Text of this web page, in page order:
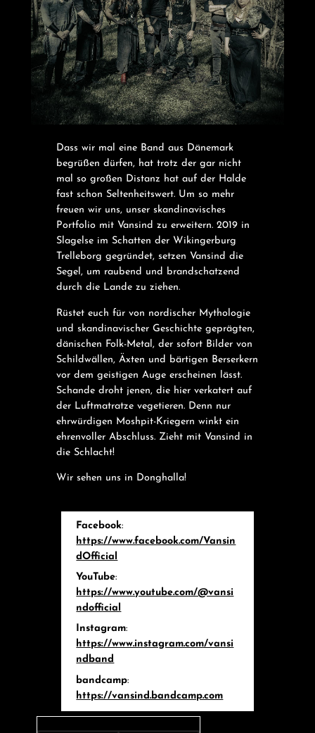
Dass wir mal eine Band aus Dänemark
begrüßen dürfen, hat trotz der gar nicht
mal so großen Distanz hat auf der Halde
fast schon Seltenheitswert. Um so mehr
freuen wir uns, unser skandinavisches
Portfolio mit Vansind zu erweitern. 2019 in
Slagelse im Schatten der Wikingerburg
Trelleborg gegründet, setzen Vansind die
Segel, um raubend und brandschatzend
durch die Lande zu ziehen.
Rüstet euch für von nordischer Mythologie
und skandinavischer Geschichte geprägten,
dänischen Folk-Metal, der sofort Bilder von
Schildwällen, Äxten und bärtigen Berserkern
vor dem geistigen Auge erscheinen lässt.
Schande droht jenen, die hier verkatert auf
der Luftmatratze vegetieren. Denn nur
ehrwürdigen Moshpit-Kriegern winkt ein
ehrenvoller Abschluss. Zieht mit Vansind in
die Schlacht!
Wir sehen uns in Donghalla!
Facebook:
https://www.facebook.com/Vansin
dOfficial
YouTube:
https://www.youtube.com/@vansi
ndofficial
Instagram:
https://www.instagram.com/vansi
ndband
bandcamp:
https://vansind.bandcamp.com